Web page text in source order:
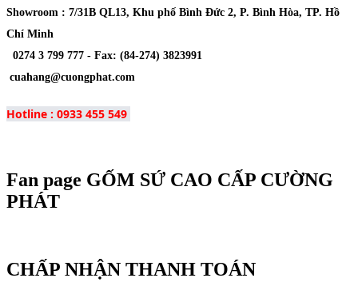
Showroom : 7/31B QL13, Khu phố Bình Đức 2, P. Bình Hòa, TP. Hồ
Chí Minh
0274 3 799 777 - Fax: (84-274) 3823991
cuahang@cuongphat.com
Hotline : 0933 455 549
Fan page GỐM SỨ CAO CẤP CƯỜNG
PHÁT
CHẤP NHẬN THANH TOÁN